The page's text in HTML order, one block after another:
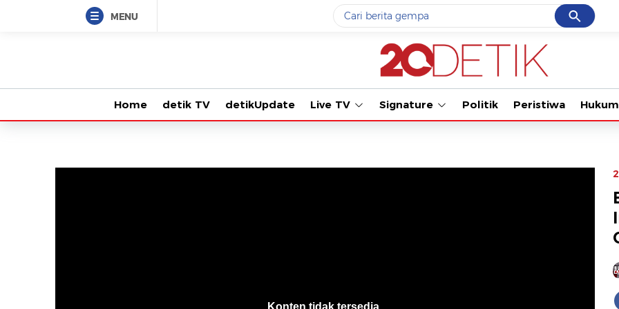
MENU Cancel
Yang sedang ramai dicari
gempa hari ini
#3prabowo
#5demo
Home detik TV detikUpdate Live TV Signature Politik Peristiwa Hukum
Konten tidak tersedia